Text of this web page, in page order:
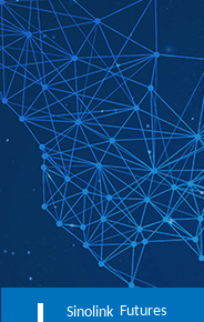
Sinolink Futures